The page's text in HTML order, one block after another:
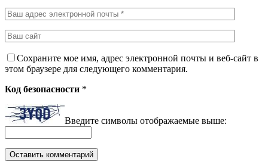
Сохраните мое имя, адрес электронной почты и веб-сайт в
этом браузере для следующего комментария.
Код безопасности *
Введите символы отображаемые выше: